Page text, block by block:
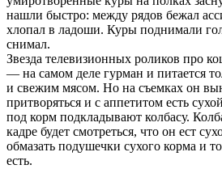
нашли быстро: между рядов бежал
хлопал в ладоши. Куры поднимали
снимал.
Звезда телевизионных роликов про
— на самом деле гурман и питается
и свежим мясом. Но на съемках он
притворяться и с аппетитом есть
под корм подкладывают колбасу.
кадре будет смотреться, что он ест
обмазать подушечки сухого корма и
есть.